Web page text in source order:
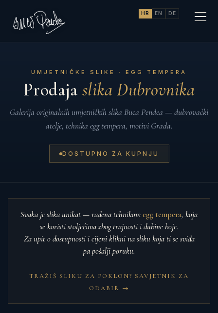
HR EN DE
UMJETNIČKE SLIKE · EGG TEMPERA
Prodajaslika Dubrovnika
Galerija originalnih umjetničkih slika Buca Pendea — dubrovački
atelje, tehnika egg tempera, motivi Grada.
DOSTUPNO ZA KUPNJU
Svaka je slika unikat — rađena tehnikomegg tempera, koja
se koristi stoljećima zbog trajnosti i dubine boje.
Za upit o dostupnosti i cijeni klikni na sliku koja ti se sviđa
pa pošalji poruku.
TRAŽIŠ SLIKU ZA POKLON? SAVJETNIK ZA
ODABIR →